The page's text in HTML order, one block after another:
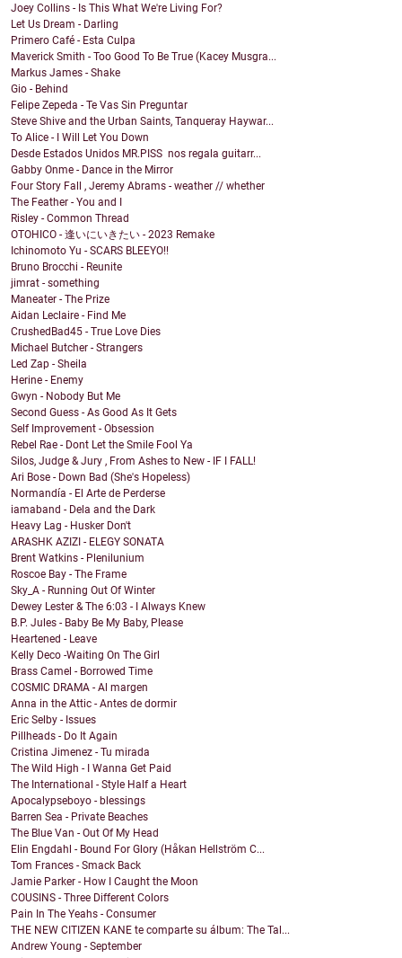
Joey Collins - Is This What We're Living For?
Let Us Dream - Darling
Primero Café - Esta Culpa
Maverick Smith - Too Good To Be True (Kacey Musgra...
Markus James - Shake
Gio - Behind
Felipe Zepeda - Te Vas Sin Preguntar
Steve Shive and the Urban Saints, Tanqueray Haywar...
To Alice - I Will Let You Down
Desde Estados Unidos MR.PISS nos regala guitarr...
Gabby Onme - Dance in the Mirror
Four Story Fall , Jeremy Abrams - weather // whether
The Feather - You and I
Risley - Common Thread
OTOHICO - 逢いにいきたい - 2023 Remake
Ichinomoto Yu - SCARS BLEEYO!!
Bruno Brocchi - Reunite
jimrat - something
Maneater - The Prize
Aidan Leclaire - Find Me
CrushedBad45 - True Love Dies
Michael Butcher - Strangers
Led Zap - Sheila
Herine - Enemy
Gwyn - Nobody But Me
Second Guess - As Good As It Gets
Self Improvement - Obsession
Rebel Rae - Dont Let the Smile Fool Ya
Silos, Judge & Jury , From Ashes to New - IF I FALL!
Ari Bose - Down Bad (She's Hopeless)
Normandía - El Arte de Perderse
iamaband - Dela and the Dark
Heavy Lag - Husker Don't
ARASHK AZIZI - ELEGY SONATA
Brent Watkins - Plenilunium
Roscoe Bay - The Frame
Sky_A - Running Out Of Winter
Dewey Lester & The 6:03 - I Always Knew
B.P. Jules - Baby Be My Baby, Please
Heartened - Leave
Kelly Deco -Waiting On The Girl
Brass Camel - Borrowed Time
COSMIC DRAMA - Al margen
Anna in the Attic - Antes de dormir
Eric Selby - Issues
Pillheads - Do It Again
Cristina Jimenez - Tu mirada
The Wild High - I Wanna Get Paid
The International - Style Half a Heart
Apocalypseboyo - blessings
Barren Sea - Private Beaches
The Blue Van - Out Of My Head
Elin Engdahl - Bound For Glory (Håkan Hellström C...
Tom Frances - Smack Back
Jamie Parker - How I Caught the Moon
COUSINS - Three Different Colors
Pain In The Yeahs - Consumer
THE NEW CITIZEN KANE te comparte su álbum: The Tal...
Andrew Young - September